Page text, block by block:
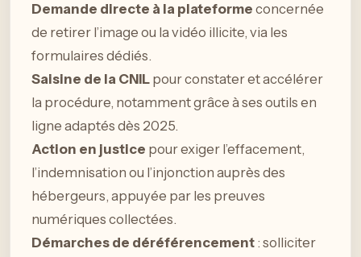
Demande directe à la plateforme concernée
de retirer l’image ou la vidéo illicite, via les
formulaires dédiés.
Saisine de la CNIL pour constater et accélérer
la procédure, notamment grâce à ses outils en
ligne adaptés dès 2025.
Action en justice pour exiger l’effacement,
l’indemnisation ou l’injonction auprès des
hébergeurs, appuyée par les preuves
numériques collectées.
Démarches de déréférencement : solliciter